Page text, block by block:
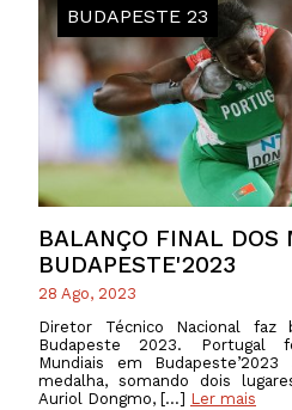
BALANÇO FINAL DOS
BUDAPESTE'2023
BUDAPESTE 23
28 Ago, 2023
Diretor Técnico Nacional faz
Budapeste 2023. Portugal
Mundiais em
medalha, somando dois
Auriol Dongmo, […] Ler mais